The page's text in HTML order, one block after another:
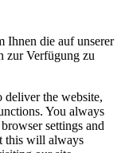
Ihnen die auf unserer
zur Verfügung zu
deliver the website,
You always
settings and
this will always